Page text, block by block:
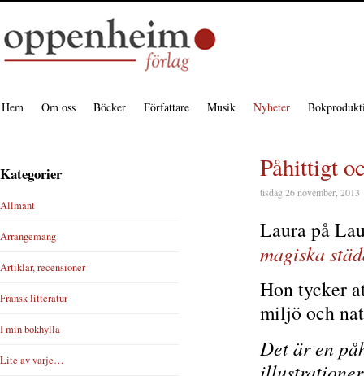
Hem Om oss Böcker Författare Musik Nyheter
Påhittigt
tisdag 26 november, 2013
Laura på
magiska
Hon tycker
miljö och
Det är en
Kategorier
Allmänt
Arrangemang
Artiklar, recensioner
Fransk litteratur
I min bokhylla
Lite av varje…